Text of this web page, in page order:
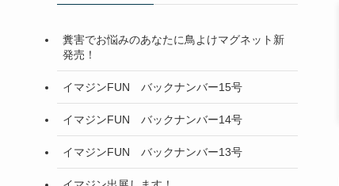
糞害でお悩みのあなたに鳥よけマグネット新
発売！
イマジンFUN バックナンバー15号
イマジンFUN バックナンバー14号
イマジンFUN バックナンバー13号